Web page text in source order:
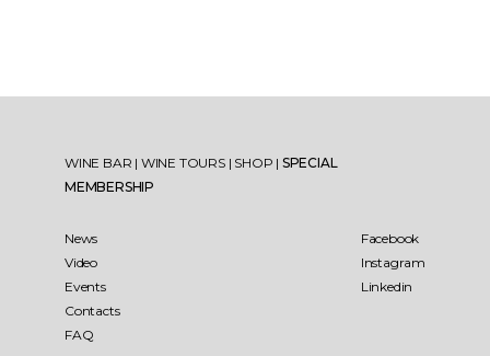
WINE BAR | WINE TOURS | SHOP | SPECIAL
MEMBERSHIP
News
Video
Events
Contacts
FAQ
Facebook
Instagram
Linkedin